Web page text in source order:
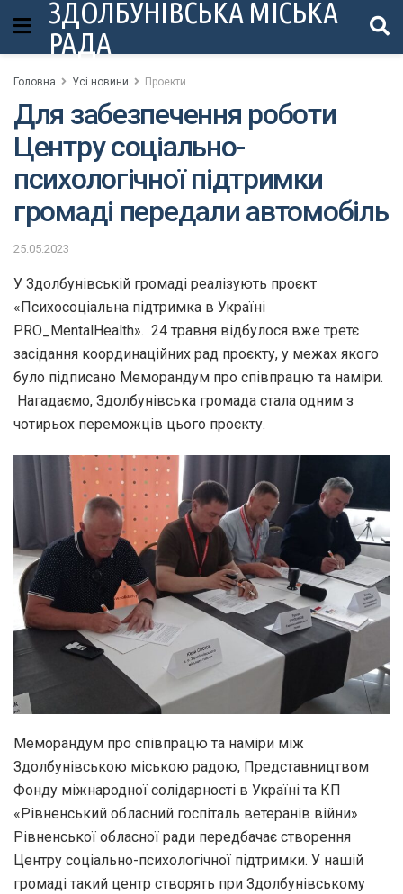
ЗДОЛБУНІВСЬКА МІСЬКА
РАДА
Головна Усі новини Проекти
Для забезпечення роботи
Центру соціально-
психологічної підтримки
громаді передали автомобіль
25.05.2023
У Здолбунівській громаді реалізують проєкт
«Психосоціальна підтримка в Україні
PRO_MentalHealth». 24 травня відбулося вже третє
засідання координаційних рад проєкту, у межах якого
було підписано Меморандум про співпрацю та наміри.
Нагадаємо, Здолбунівська громада стала одним з
чотирьох переможців цього проєкту.
Меморандум про співпрацю та наміри між
Здолбунівською міською радою, Представництвом
Фонду міжнародної солідарності в Україні та КП
«Рівненський обласний госпіталь ветеранів війни»
Рівненської обласної ради передбачає створення
Центру соціально-психологічної підтримки. У нашій
громаді такий центр створять при Здолбунівському